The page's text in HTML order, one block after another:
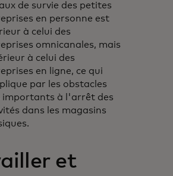
de survie des petites
en personne est
à celui des
omnicanales, mais
à celui des
en ligne, ce qui
par les obstacles
importants à l'arrêt des
dans les magasins
et